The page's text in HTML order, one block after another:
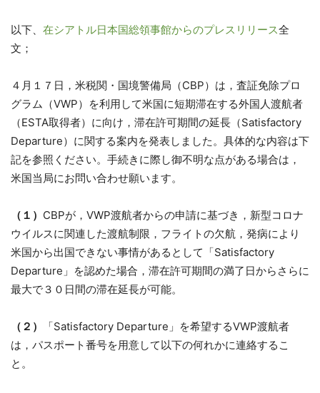
以下、 在シアトル日本国総領事館からのプレスリリース全
文；
４月１７日，米税関・国境警備局（CBP）は， 査証免除プロ
グラム（VWP） を利用して米国に短期滞在する外国人渡航者
（ESTA取得者） に向け，滞在許可期間の延長（Satisfactory
Departure）に関する案内を発表しました。具体的な内容は下
記を参照ください。 手続きに際し御不明な点がある場合は，
米国当局にお問い合わせ願います。
（１） CBPが，VWP渡航者からの申請に基づき， 新型コロナ
ウイルスに関連した渡航制限，フライトの欠航， 発病により
米国から出国できない事情があるとして「Satisfactory
Departure」を認めた場合， 滞在許可期間の満了日からさらに
最大で３０日間の滞在延長が可能。
（２）
「Satisfactory Departure」を希望するVWP渡航者
は， パスポート番号を用意して以下の何れかに連絡するこ
と。